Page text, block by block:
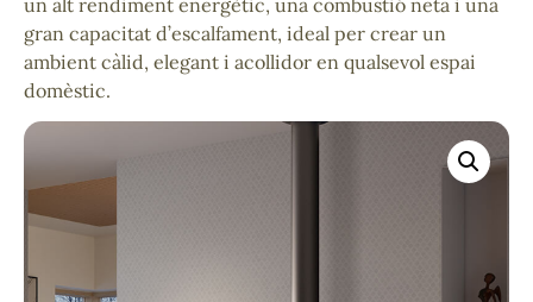
un alt rendiment energètic, una combustió neta i una
gran capacitat d’escalfament, ideal per crear un
ambient càlid, elegant i acollidor en qualsevol espai
domèstic.